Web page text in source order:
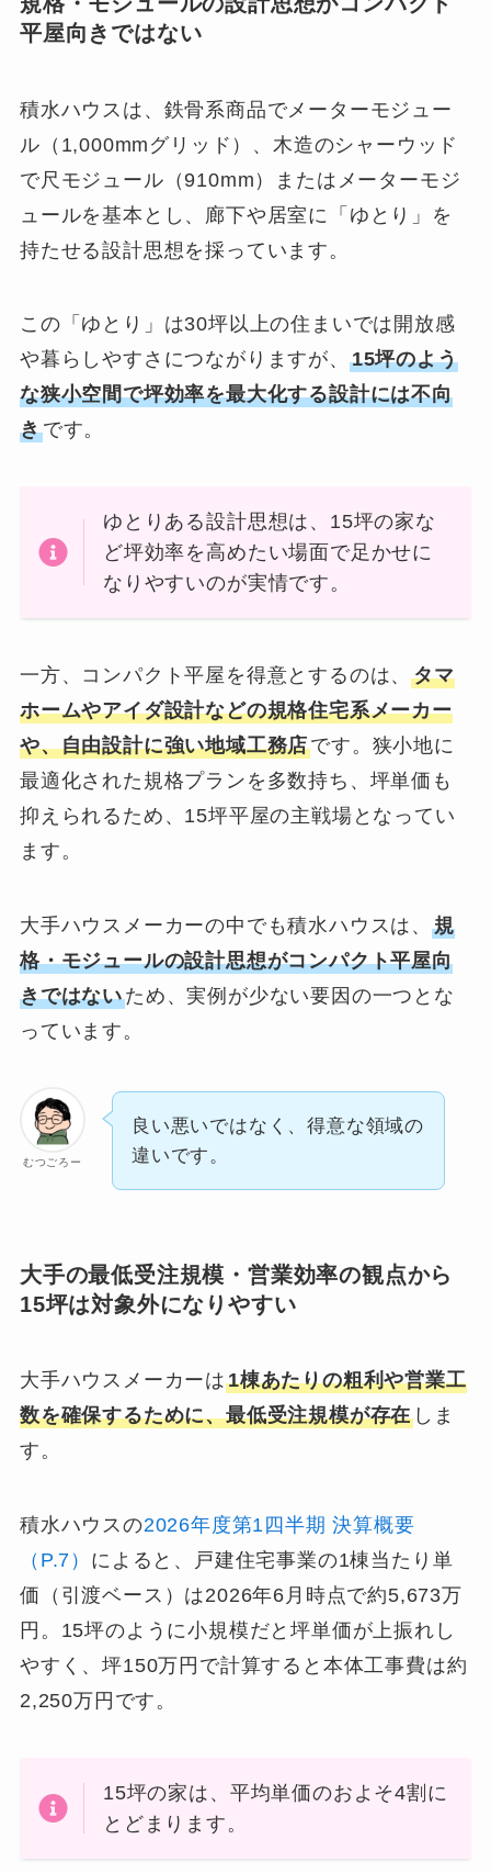
平屋向きではない
積水ハウスは、鉄骨系商品でメーターモジュー
ル（1,000mmグリッド）、木造のシャーウッド
で尺モジュール（910mm）またはメーターモジ
ュールを基本とし、廊下や居室に「ゆとり」を
持たせる設計思想を採っています。
この「ゆとり」は30坪以上の住まいでは開放感
や暮らしやすさにつながりますが、 15坪のよう
な狭小空間で坪効率を最大化する設計には不向
きです。
ゆとりある設計思想は、15坪の家な
ど坪効率を高めたい場面で足かせに
なりやすいのが実情です。
一方、コンパクト平屋を得意とするのは、タマ
ホームやアイダ設計などの規格住宅系メーカー
や、自由設計に強い地域工務店です。狭小地に
最適化された規格プランを多数持ち、坪単価も
抑えられるため、15坪平屋の主戦場となってい
ます。
大手ハウスメーカーの中でも積水ハウスは、規
格・モジュールの設計思想がコンパクト平屋向
きではないため、実例が少ない要因の一つとな
っています。
むつごろー
良い悪いではなく、得意な領域の
違いです。
大手の最低受注規模・営業効率の観点から
15坪は対象外になりやすい
大手ハウスメーカーは1棟あたりの粗利や営業工
数を確保するために、最低受注規模が存在 しま
す。
積水ハウスの2026年度第1四半期 決算概要
（P.7） によると、戸建住宅事業の1棟当たり単
価（引渡ベース）は2026年6月時点で約5,673万
円。15坪のように小規模だと坪単価が上振れし
やすく、坪150万円で計算すると本体工事費は約
2,250万円です。
15坪の家は、平均単価のおよそ4割に
とどまります。